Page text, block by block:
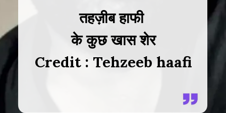
तहज़ीब हाफी
के कुछ खास शेर
Credit : Tehzeeb haafi